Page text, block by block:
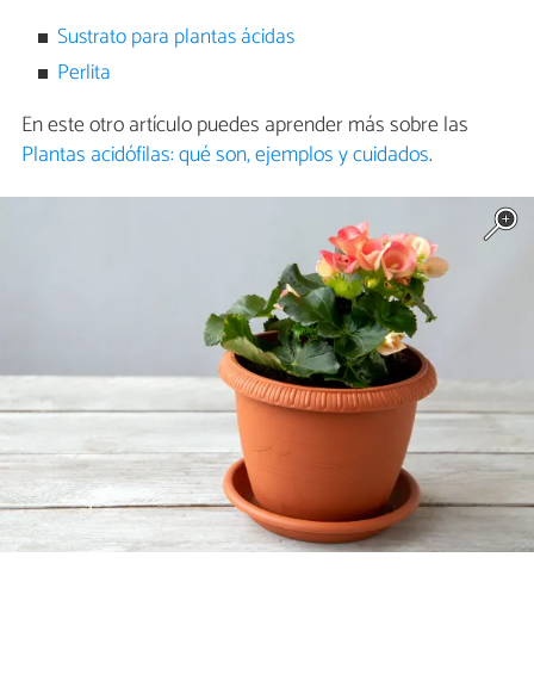
Sustrato para plantas ácidas
Perlita
En este otro artículo puedes aprender más sobre las
Plantas acidófilas: qué son, ejemplos y cuidados.